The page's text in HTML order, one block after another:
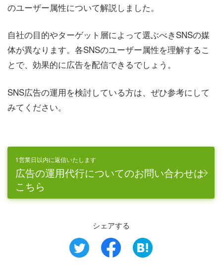
のユーザー属性について解説しました。
自社の目的やターゲット層によって選ぶべきSNSの媒
体が異なります。各SNSのユーザー属性を理解するこ
とで、効果的に広告を配信できるでしょう。
SNS広告の運用を検討している方は、ぜひ参考にして
みてください。
1営業日以内に返信いたします
広告の運用代行についてのお問い合わせは
こちら
シェアする